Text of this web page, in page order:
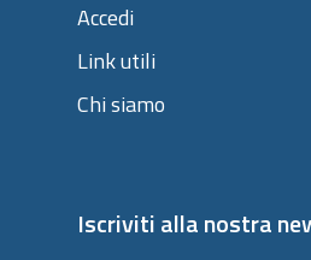
Accedi
Link utili
Chi siamo
Iscriviti alla nostra